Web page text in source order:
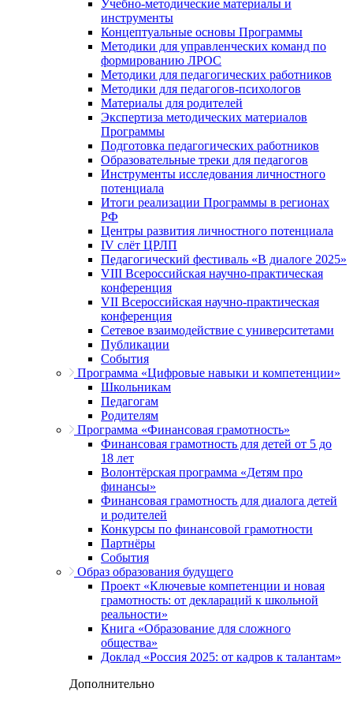
Учебно-методические материалы и
инструменты
Концептуальные основы Программы
Методики для управленческих команд по
формированию ЛРОС
Методики для педагогических работников
Методики для педагогов-психологов
Материалы для родителей
Экспертиза методических материалов
Программы
Подготовка педагогических работников
Образовательные треки для педагогов
Инструменты исследования личностного
потенциала
Итоги реализации Программы в регионах
РФ
Центры развития личностного потенциала
IV слёт ЦРЛП
Педагогический фестиваль «В диалоге 2025»
VIII Всероссийская научно-практическая
конференция
VII Всероссийская научно-практическая
конференция
Сетевое взаимодействие с университетами
Публикации
События
Программа «Цифровые навыки и компетенции»
Школьникам
Педагогам
Родителям
Программа «Финансовая грамотность»
Финансовая грамотность для детей от 5 до
18 лет
Волонтёрская программа «Детям про
финансы»
Финансовая грамотность для диалога детей
и родителей
Конкурсы по финансовой грамотности
Партнёры
События
Образ образования будущего
Проект «Ключевые компетенции и новая
грамотность: от деклараций к школьной
реальности»
Книга «Образование для сложного
общества»
Доклад «Россия 2025: от кадров к талантам»
Дополнительно